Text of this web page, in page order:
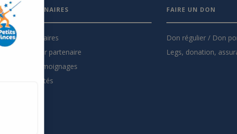
PARTENAIRES
Partenaires
Devenir partenaire
Les témoignages
Actualités
FAIRE UN DON
Don régulier / Don
Legs, donation,